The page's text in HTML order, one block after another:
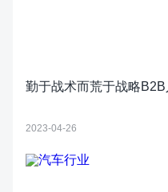
勤于战术而荒于战略
2023-04-26